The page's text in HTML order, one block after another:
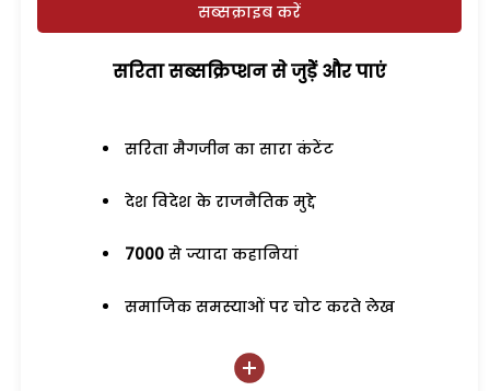
सब्सक्राइब करें
सरिता सब्सक्रिप्शन से जुड़ेें और पाएं
सरिता मैगजीन का सारा कंटेंट
देश विदेश के राजनैतिक मुद्दे
7000 से ज्यादा कहानियां
समाजिक समस्याओं पर चोट करते लेख